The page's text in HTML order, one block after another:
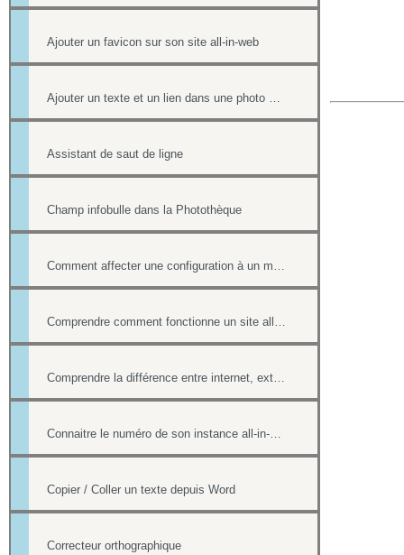
Ajouter un favicon sur son site all-in-web
Ajouter un texte et un lien dans une photo d'un album
Assistant de saut de ligne
Champ infobulle dans la Photothèque
Comment affecter une configuration à un menu
Comprendre comment fonctionne un site all-in-web, son architecture générale
Comprendre la différence entre internet, extranet et intranet
Connaitre le numéro de son instance all-in-web ou le numéro d'une page
Copier / Coller un texte depuis Word
Correcteur orthographique